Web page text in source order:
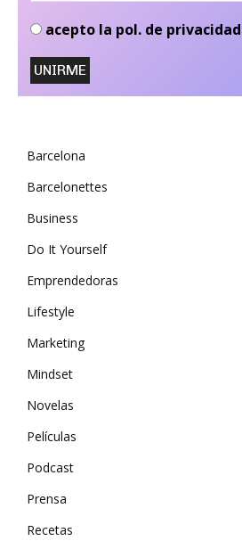
acepto la pol. de privacidad
Barcelona
Barcelonettes
Business
Do It Yourself
Emprendedoras
Lifestyle
Marketing
Mindset
Novelas
Películas
Podcast
Prensa
Recetas